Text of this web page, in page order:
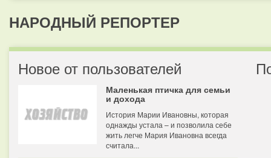
НАРОДНЫЙ РЕПОРТЕР
Новое от пользователей
Маленькая птичка для семьи
и дохода
История Марии Ивановны, которая
однажды устала – и позволила себе
жить легче Мария Ивановна всегда
считала...